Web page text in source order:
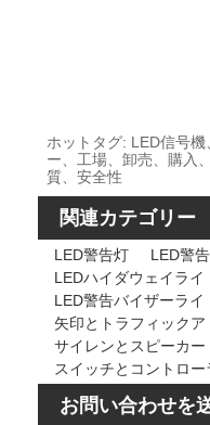
ホットタグ: LED信号
ー、工場、卸売、購入
質、安全性
関連カテゴリー
LED警告灯 LED警
LEDハイダウェイライ
LED警告バイザーライ
矢印とトラフィック
サイレンとスピーカー
スイッチとコントロー
お問い合わせを